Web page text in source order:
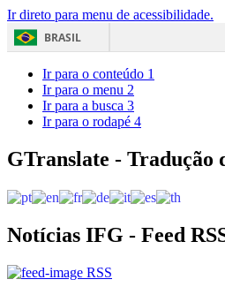
Ir direto para menu de acessibilidade.
BRASIL
Ir para o conteúdo 1
Ir para o menu 2
Ir para a busca 3
Ir para o rodapé 4
GTranslate - Tradução
Notícias IFG - Feed
RSS